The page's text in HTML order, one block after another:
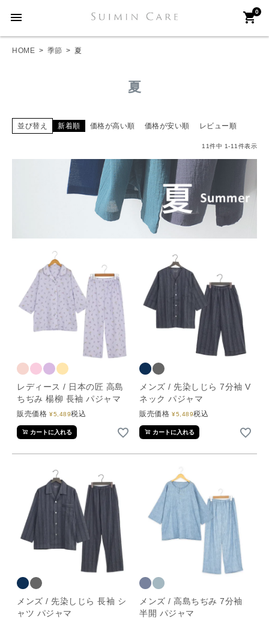
menu 0
shopping_cart
HOME 季節 夏
夏
並び替え 新着順 価格が高い順 価格が安い順 レビュー順
11件中 1-11 件表示
レディース / 日本の匠 高島
ちぢみ 楊柳 長袖 パジャマ
販売価格 ¥5,489税込
カートに入れる
メンズ / 先染しじら 7分袖 V
ネック パジャマ
販売価格 ¥5,489税込
カートに入れる
メンズ / 先染しじら 長袖 シ
ャツ パジャマ
メンズ / 高島ちぢみ 7分袖
半開 パジャマ